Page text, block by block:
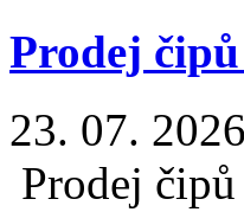
Prodej
23. 07. 2026
Prodej čipů